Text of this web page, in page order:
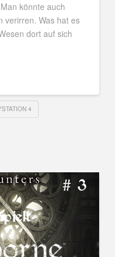
könnte auch
verirren. Was hat es
dort auf sich
4